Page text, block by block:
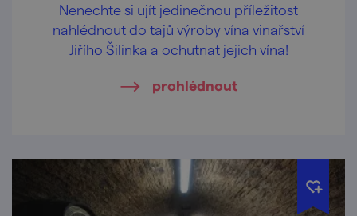
Nenechte si ujít jedinečnou příležitost
nahlédnout do tajů výroby vína vinařství
Jiřího Šilinka a ochutnat jejich vína!
prohlédnout